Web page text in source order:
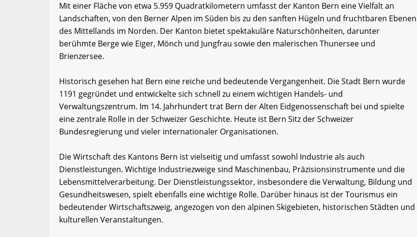
Mit einer Fläche von etwa 5.959 Quadratkilometern umfasst der Kanton Bern eine Vielfalt an
Landschaften, von den Berner Alpen im Süden bis zu den sanften Hügeln und fruchtbaren Ebenen
des Mittellands im Norden. Der Kanton bietet spektakuläre Naturschönheiten, darunter
berühmte Berge wie Eiger, Mönch und Jungfrau sowie den malerischen Thunersee und
Brienzersee.
Historisch gesehen hat Bern eine reiche und bedeutende Vergangenheit. Die Stadt Bern wurde
1191 gegründet und entwickelte sich schnell zu einem wichtigen Handels- und
Verwaltungszentrum. Im 14. Jahrhundert trat Bern der Alten Eidgenossenschaft bei und spielte
eine zentrale Rolle in der Schweizer Geschichte. Heute ist Bern Sitz der Schweizer
Bundesregierung und vieler internationaler Organisationen.
Die Wirtschaft des Kantons Bern ist vielseitig und umfasst sowohl Industrie als auch
Dienstleistungen. Wichtige Industriezweige sind Maschinenbau, Präzisionsinstrumente und die
Lebensmittelverarbeitung. Der Dienstleistungssektor, insbesondere die Verwaltung, Bildung und
Gesundheitswesen, spielt ebenfalls eine wichtige Rolle. Darüber hinaus ist der Tourismus ein
bedeutender Wirtschaftszweig, angezogen von den alpinen Skigebieten, historischen Städten und
kulturellen Veranstaltungen.